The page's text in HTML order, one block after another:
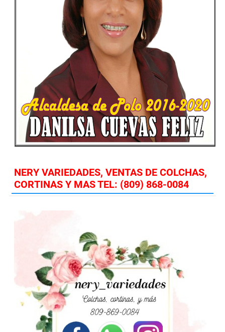
NERY VARIEDADES, VENTAS DE COLCHAS,
CORTINAS Y MAS TEL: (809) 868-0084